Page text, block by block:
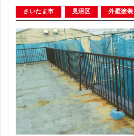
さいたま市 見沼区 外壁塗装